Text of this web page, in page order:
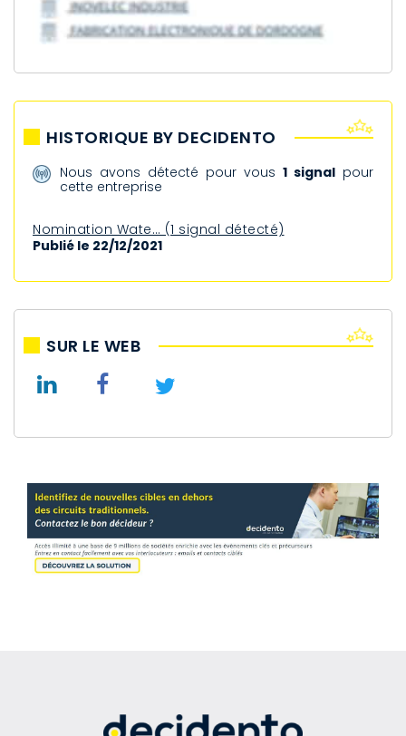
HISTORIQUE BY DECIDENTO
Nous avons détecté pour vous 1 signal pour
cette entreprise
Nomination Wate… (1 signal détecté)
Publié le 22/12/2021
SUR LE WEB